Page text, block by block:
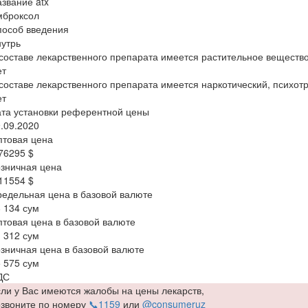
введения
лекарственного препарата имеется растительное
лекарственного препарата имеется наркотический,
установки референтной цены
цена
$
цена
$
цена в базовой валюте
134 сум
цена в базовой валюте
312 сум
цена в базовой валюте
575 сум
у Вас имеются жалобы на цены лекарств,
по номеру 📞1159 или @consumeruz